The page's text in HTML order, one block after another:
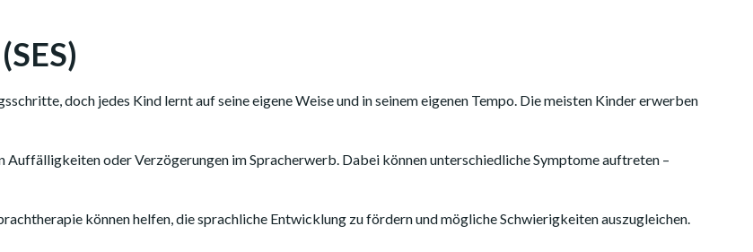
doch jedes Kind lernt auf seine eigene Weise und in seinem eigenen Tempo. Die meisten Kinder erwerben
oder Verzögerungen im Spracherwerb. Dabei können unterschiedliche Symptome auftreten –
können helfen, die sprachliche Entwicklung zu fördern und mögliche Schwierigkeiten auszugleichen.